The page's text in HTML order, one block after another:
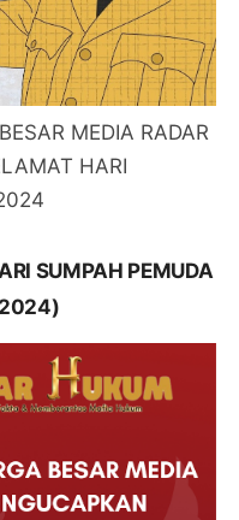
MEDIA RADAR
HARI
SUMPAH PEMUDA
2024)